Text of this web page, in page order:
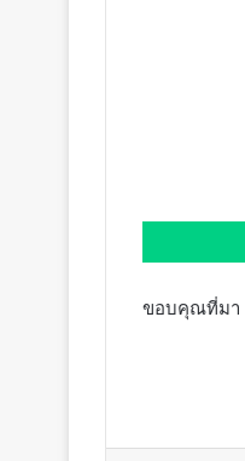
ขอบคุณที่มา